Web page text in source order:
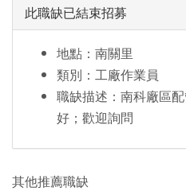
此職缺已結束招募
地點：南關里
類別：工廠作業員
職缺描述：南科廠區
好；歡迎詢問
其他推薦職缺